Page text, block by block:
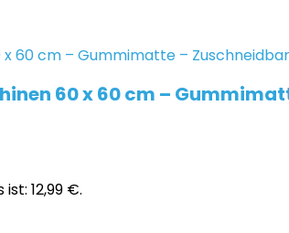
60 x 60 cm –
12,99 €.